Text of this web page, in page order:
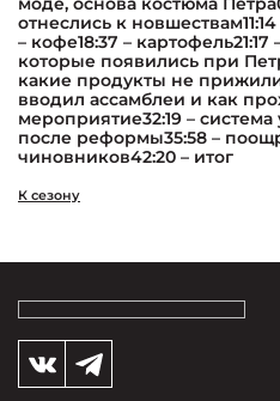
отнеслись к
– кофе18:37 –
которые появились при
какие продукты не
вводил ассамблеи и как
мероприятие32:19 –
после реформы35:58 –
чиновников42:20 – итог
К сезону